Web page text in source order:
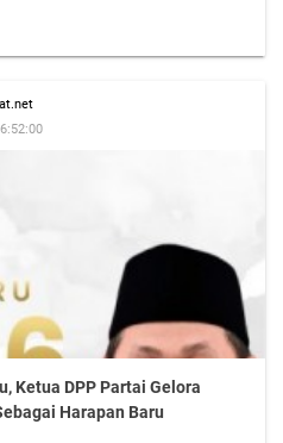
Ketua DPP Partai Gelora
Harapan Baru